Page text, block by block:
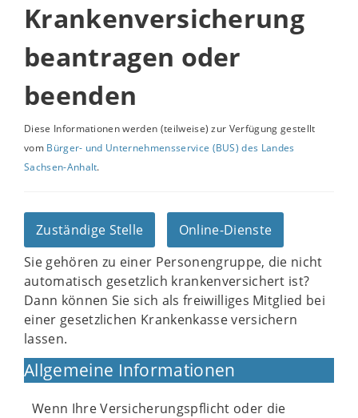
Krankenversicherung
beantragen oder
beenden
Diese Informationen werden (teilweise) zur Verfügung gestellt
vom Bürger- und Unternehmensservice (BUS) des Landes
Sachsen-Anhalt.
Zuständige Stelle
Online-Dienste
Sie gehören zu einer Personengruppe, die nicht
automatisch gesetzlich krankenversichert ist?
Dann können Sie sich als freiwilliges Mitglied bei
einer gesetzlichen Krankenkasse versichern
lassen.
Allgemeine Informationen
Wenn Ihre Versicherungspflicht oder die